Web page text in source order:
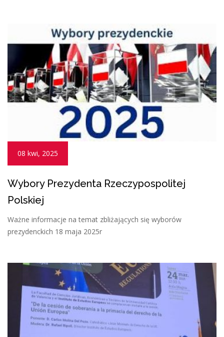
08 kwi, 2025
Wybory Prezydenta Rzeczypospolitej
Polskiej
Ważne informacje na temat zbliżających się wyborów
prezydenckich 18 maja 2025r